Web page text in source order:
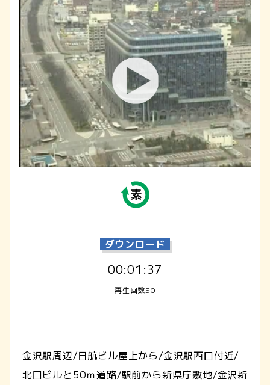
ダウンロード
00:01:37
再生回数50
金沢駅周辺/日航ビル屋上から/金沢駅西口付近/
北口ビルと50ｍ道路/駅前から新県庁敷地/金沢新